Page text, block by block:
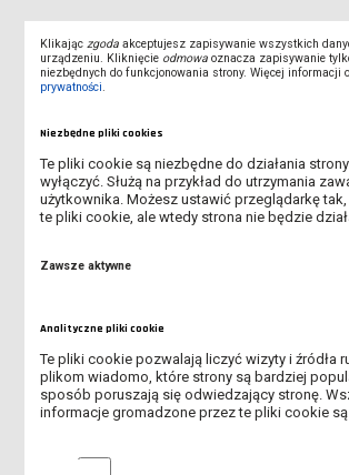
latach 1997-2017 współtworzyła Dolnośląską
gdzie w latach 2008-2017 pełniła funkcję
Klikajączgoda akceptujesz zapisywanie wszystkich
urządzeniu. Kliknięcie odmowa oznacza zapisywanie
niezbędnych do funkcjonowania strony. Więcej informacji
prywatności.
Niezbędne pliki cookies
Te pliki cookie są niezbędne do działania
wyłączyć. Służą na przykład do utrzymania
użytkownika. Możesz ustawić przeglądarkę tak,
te pliki cookie, ale wtedy strona nie będzie
Zawsze aktywne
Analityczne pliki cookie
Te pliki cookie pozwalają liczyć wizyty i źródła
plikom wiadomo, które strony są bardziej
sposób poruszają się odwiedzający stronę.
informacje gromadzone przez te pliki cookie
Analityczne pliki cookie